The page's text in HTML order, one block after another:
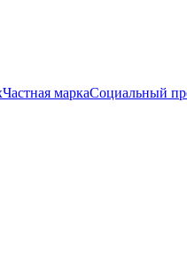
Частная маркаСоциальный